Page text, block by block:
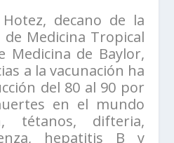
decano de la
de Medicina Tropical
Medicina de Baylor,
a la vacunación ha
del 80 al 90 por
en el mundo
tétanos, difteria,
hepatitis B y